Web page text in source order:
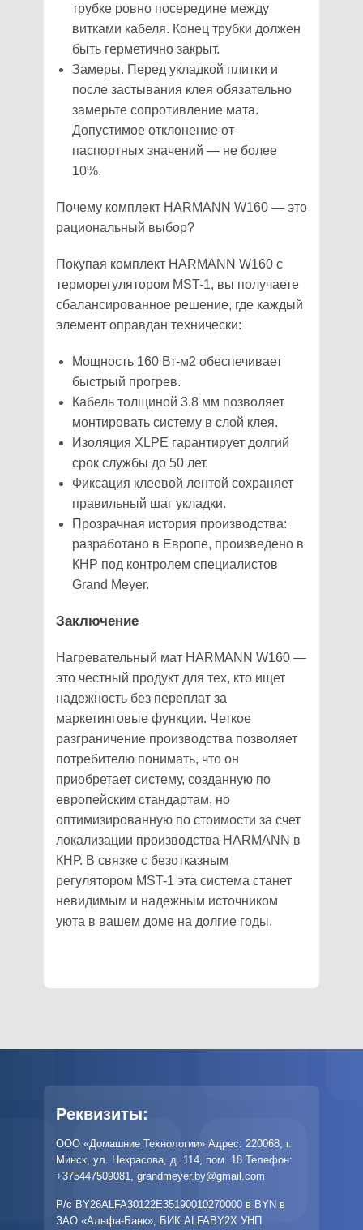
трубке ровно посередине между
витками кабеля. Конец трубки должен
быть герметично закрыт.
Замеры. Перед укладкой плитки и
после застывания клея обязательно
замерьте сопротивление мата.
Допустимое отклонение от
паспортных значений — не более
10%.
Почему комплект HARMANN W160 — это
рациональный выбор?
Покупая комплект HARMANN W160 с
терморегулятором MST-1, вы получаете
сбалансированное решение, где каждый
элемент оправдан технически:
Мощность 160 Вт-м2 обеспечивает
быстрый прогрев.
Кабель толщиной 3.8 мм позволяет
монтировать систему в слой клея.
Изоляция XLPE гарантирует долгий
срок службы до 50 лет.
Фиксация клеевой лентой сохраняет
правильный шаг укладки.
Прозрачная история производства:
разработано в Европе, произведено в
КНР под контролем специалистов
Grand Meyer.
Заключение
Нагревательный мат HARMANN W160 —
это честный продукт для тех, кто ищет
надежность без переплат за
маркетинговые функции. Четкое
разграничение производства позволяет
потребителю понимать, что он
приобретает систему, созданную по
европейским стандартам, но
оптимизированную по стоимости за счет
локализации производства HARMANN в
КНР. В связке с безотказным
регулятором MST-1 эта система станет
невидимым и надежным источником
уюта в вашем доме на долгие годы.
Реквизиты:
ООО «Домашние Технологии» Адрес: 220068, г.
Минск, ул. Некрасова, д. 114, пом. 18 Телефон:
+375447509081
grandmeyer.by@gmail.com
Р/с BY26ALFA30122E35190010270000 в BYN в
ЗАО «Альфа-Банк», БИК:ALFABY2X УНП